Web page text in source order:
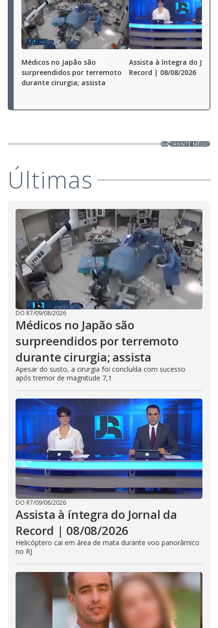
Médicos no Japão são
surpreendidos por terremoto
durante cirurgia; assista
Assista à íntegra do
Record | 08/08/2026
IRÃORIENTE MÉDIO
Últimas
DO R7/09/08/2026
Médicos no Japão são
surpreendidos por terremoto
durante cirurgia; assista
Apesar do susto, a cirurgia foi concluída com sucesso
após tremor de magnitude 7,1
DO R7/09/08/2026
Assista à íntegra do Jornal da
Record | 08/08/2026
Helicóptero cai em área de mata durante voo panorâmico
no RJ